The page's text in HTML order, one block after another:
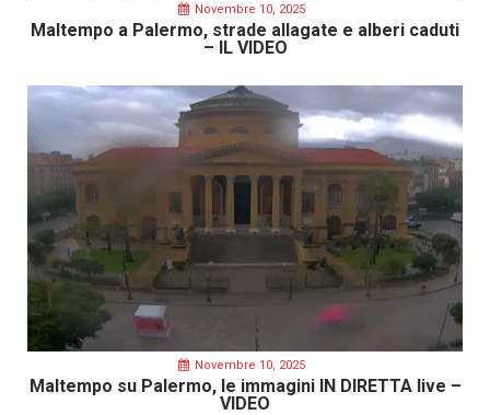
Novembre 10, 2025
Maltempo a Palermo, strade allagate e alberi caduti
– IL VIDEO
Novembre 10, 2025
Maltempo su Palermo, le immagini IN DIRETTA live –
VIDEO